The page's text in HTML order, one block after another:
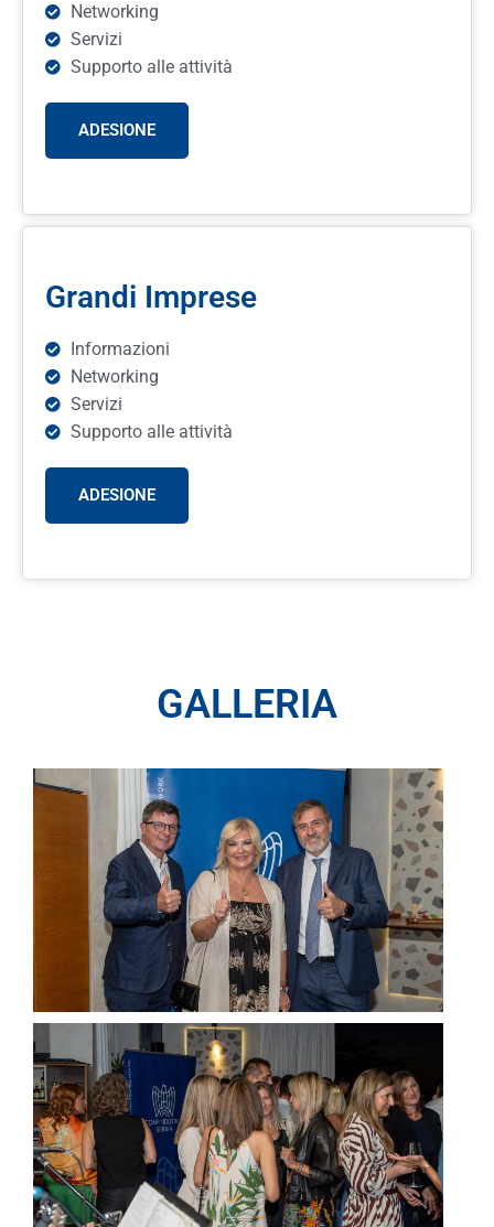
Networking
Servizi
Supporto alle attività
ADESIONE
Grandi Imprese
Informazioni
Networking
Servizi
Supporto alle attività
ADESIONE
GALLERIA